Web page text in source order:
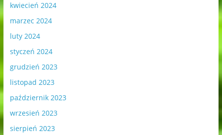
kwiecień 2024
marzec 2024
luty 2024
styczeń 2024
grudzień 2023
listopad 2023
październik 2023
wrzesień 2023
sierpień 2023